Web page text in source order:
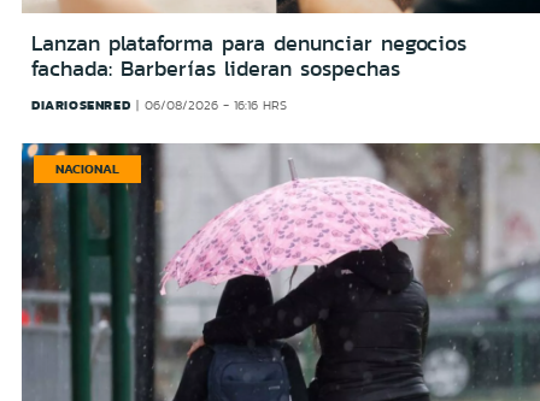
Lanzan plataforma para denunciar negocios
fachada: Barberías lideran sospechas
DIARIOSENRED 06/08/2026 - 16:16 HRS
NACIONAL